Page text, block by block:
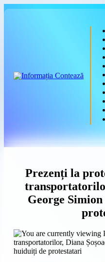
Skip
Menu
the
Main
Prezenți la
George